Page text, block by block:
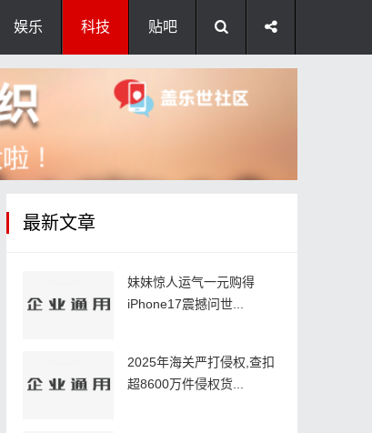
娱乐 科技 贴吧
最新文章
妹妹惊人运气一元购得
iPhone17震撼问世...
2025年海关严打侵权,查扣
超8600万件侵权货...